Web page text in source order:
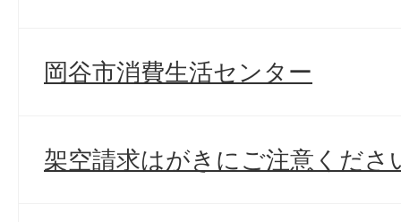
岡谷市消費生活センター
架空請求はがきにご注意くださ